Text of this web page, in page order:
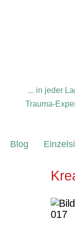
... in jeder
Trauma-
Blog